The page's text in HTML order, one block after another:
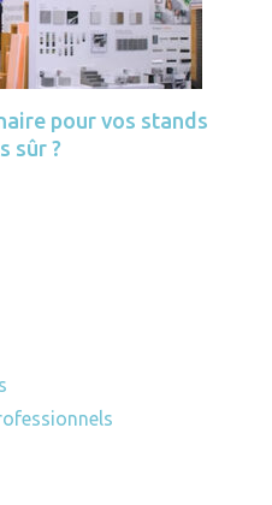
pour vos stands
sûr ?